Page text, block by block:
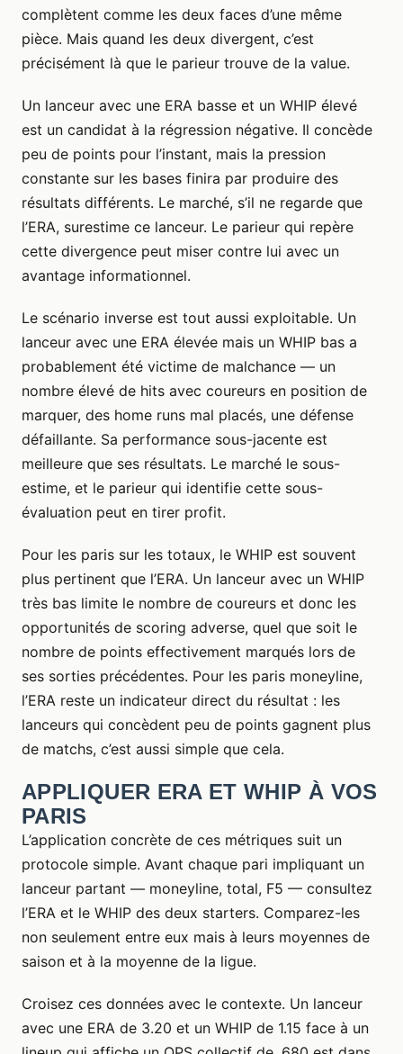
complètent comme les deux faces d’une même
pièce. Mais quand les deux divergent, c’est
précisément là que le parieur trouve de la value.
Un lanceur avec une ERA basse et un WHIP élevé
est un candidat à la régression négative. Il concède
peu de points pour l’instant, mais la pression
constante sur les bases finira par produire des
résultats différents. Le marché, s’il ne regarde que
l’ERA, surestime ce lanceur. Le parieur qui repère
cette divergence peut miser contre lui avec un
avantage informationnel.
Le scénario inverse est tout aussi exploitable. Un
lanceur avec une ERA élevée mais un WHIP bas a
probablement été victime de malchance — un
nombre élevé de hits avec coureurs en position de
marquer, des home runs mal placés, une défense
défaillante. Sa performance sous-jacente est
meilleure que ses résultats. Le marché le sous-
estime, et le parieur qui identifie cette sous-
évaluation peut en tirer profit.
Pour les paris sur les totaux, le WHIP est souvent
plus pertinent que l’ERA. Un lanceur avec un WHIP
très bas limite le nombre de coureurs et donc les
opportunités de scoring adverse, quel que soit le
nombre de points effectivement marqués lors de
ses sorties précédentes. Pour les paris moneyline,
l’ERA reste un indicateur direct du résultat : les
lanceurs qui concèdent peu de points gagnent plus
de matchs, c’est aussi simple que cela.
APPLIQUER ERA ET WHIP À VOS
PARIS
L’application concrète de ces métriques suit un
protocole simple. Avant chaque pari impliquant un
lanceur partant — moneyline, total, F5 — consultez
l’ERA et le WHIP des deux starters. Comparez-les
non seulement entre eux mais à leurs moyennes de
saison et à la moyenne de la ligue.
Croisez ces données avec le contexte. Un lanceur
avec une ERA de 3.20 et un WHIP de 1.15 face à un